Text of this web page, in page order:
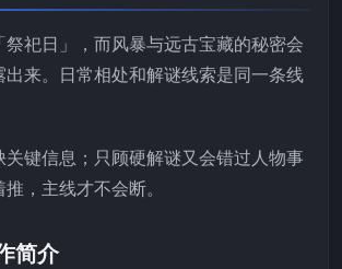
祀日」，而风暴与远古宝藏的秘密会
来。日常相处和解谜线索是同一条线
关键信息；只顾硬解谜又会错过人物事
，主线才不会断。
简介